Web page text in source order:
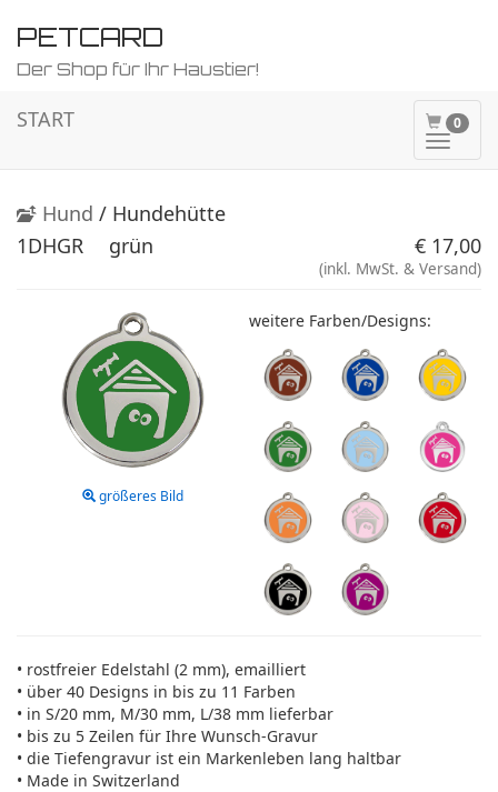
PETCARD
Der Shop für Ihr Haustier!
0
ein-/
START
Hund / Hundehütte
1DHGR
grün € 17,00
(inkl. MwSt. & Versand)
größeres Bild
weitere Farben/Designs:
• rostfreier Edelstahl (2 mm), emailliert
• über 40 Designs in bis zu 11 Farben
• in S/20 mm, M/30 mm, L/38 mm lieferbar
• bis zu 5 Zeilen für Ihre Wunsch-Gravur
• die Tiefengravur ist ein Markenleben lang haltbar
• Made in Switzerland